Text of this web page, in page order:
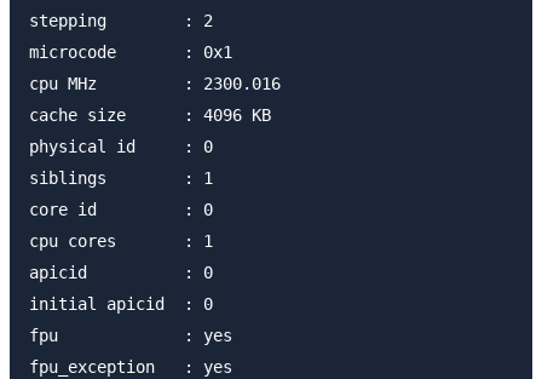
stepping	: 2
microcode	: 0x1
cpu MHz		: 2300.016
cache size	: 4096 KB
physical id	: 0
siblings	: 1
core id		: 0
cpu cores	: 1
apicid		: 0
initial apicid	: 0
fpu		: yes
fpu_exception	: yes